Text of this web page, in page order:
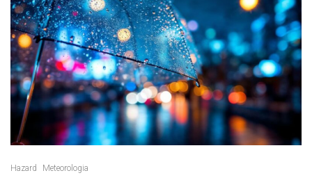
Hazard Meteorologia